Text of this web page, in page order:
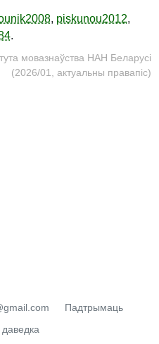
, piskunou2012,
.
мовазнаўства НАН Беларусі
(2026/01, актуальны правапіс)
Падтрымаць